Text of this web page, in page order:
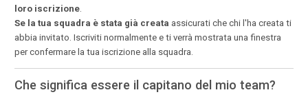
loro iscrizione
Se la tua squadra è stata già creata assicurati che chi l'ha creata ti
abbia invitato. Iscriviti normalmente e ti verrà mostrata una finestra
per confermare la tua iscrizione alla squadra.
Che significa essere il capitano del mio team?